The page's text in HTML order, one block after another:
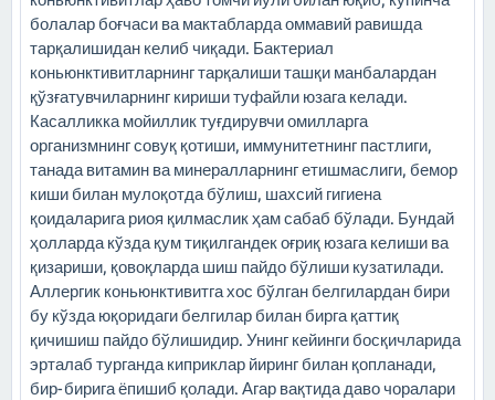
болалар боғчаси ва мактабларда оммавий равишда
тарқалишидан келиб чиқади. Бактериал
коньюнктивитларнинг тарқалиши ташқи манбалардан
қўзғатувчиларнинг кириши туфайли юзага келади.
Касалликка мойиллик туғдирувчи омилларга
организмнинг совуқ қотиши, иммунитетнинг пастлиги,
танада витамин ва минералларнинг етишмаслиги, бемор
киши билан мулоқотда бўлиш, шахсий гигиена
қоидаларига риоя қилмаслик ҳам сабаб бўлади. Бундай
ҳолларда кўзда қум тиқилгандек оғриқ юзага келиши ва
қизариши, қовоқларда шиш пайдо бўлиши кузатилади.
Аллергик коньюнктивитга хос бўлган белгилардан бири
бу кўзда юқоридаги белгилар билан бирга қаттиқ
қичишиш пайдо бўлишидир. Унинг кейинги босқичларида
эрталаб турганда киприклар йиринг билан қопланади,
бир-бирига ёпишиб қолади. Агар вақтида даво чоралари